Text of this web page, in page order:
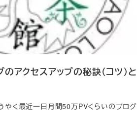
アクセスアップの秘訣（コツ）と
やく最近一日月間50万PVくらいのブログ